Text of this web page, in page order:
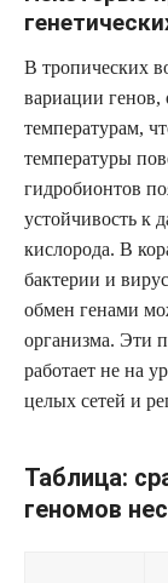
В тропических
вариации генов,
температурам,
температуры
гидробионтов
устойчивость к
кислорода. В
бактерии и
обмен генами
организма. Эти
работает не на
целых сетей и
Таблица:
геномов